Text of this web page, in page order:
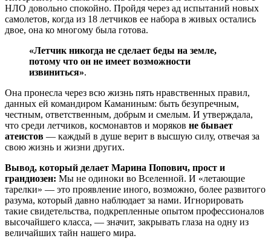
НЛО довольно спокойно. Пройдя через ад испытаний новых
самолетов, когда из 18 летчиков ее набора в живых остались
двое, она ко многому была готова.
«Летчик никогда не сделает беды на земле,
потому что он не имеет возможности
извиниться».
Она пронесла через всю жизнь пять нравственных правил,
данных ей командиром Каманиным: быть безупречным,
честным, ответственным, добрым и смелым. И утверждала,
что среди летчиков, космонавтов и моряков не бывает
атеистов — каждый в душе верит в высшую силу, отвечая за
свою жизнь и жизни других.
Вывод, который делает Марина Попович, прост и
грандиозен: Мы не одиноки во Вселенной. И «летающие
тарелки» — это проявление иного, возможно, более развитого
разума, который давно наблюдает за нами. Игнорировать
такие свидетельства, подкрепленные опытом профессионалов
высочайшего класса, — значит, закрывать глаза на одну из
величайших тайн нашего мира.